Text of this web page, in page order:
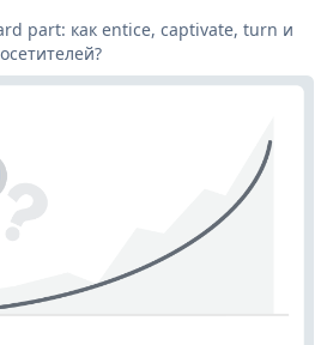
part: как entice, captivate, turn и